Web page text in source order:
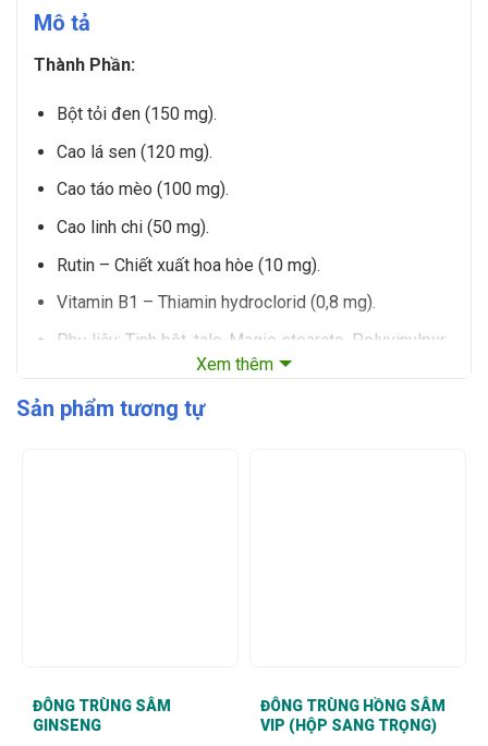
Mô tả
Thành Phần:
Bột tỏi đen (150 mg).
Cao lá sen (120 mg).
Cao táo mèo (100 mg).
Cao linh chi (50 mg).
Rutin – Chiết xuất hoa hòe (10 mg).
Vitamin B1 – Thiamin hydroclorid (0,8 mg).
Phụ liệu: Tinh bột, talc, Magie stearate, Polyvinylpyr-
rolidone (PVP), vỏ nang gelatin vừa đủ.
Đối tượng sử dụng
Hỗ trợ tăng sức bền thành mạch.
Giảm cholesterol máu.
Xem thêm
Sản phẩm tương tự
ĐÔNG TRÙNG SÂM
GINSENG
ĐÔNG TRÙNG HỒNG SÂM
VIP (HỘP SANG TRỌNG)